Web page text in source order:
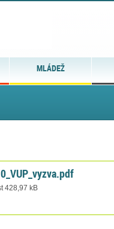
MLÁDEŽ
428,97 kB